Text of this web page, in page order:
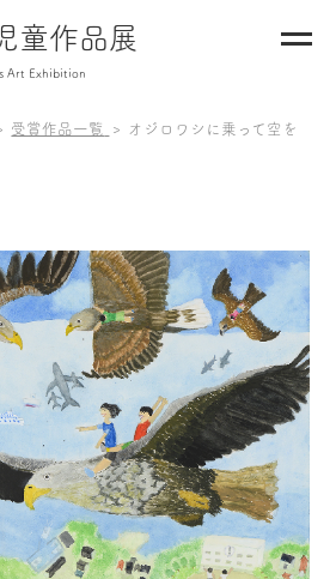
童作品展
Art Exhibition
受賞作品一覧 オジロワシに乗って空を